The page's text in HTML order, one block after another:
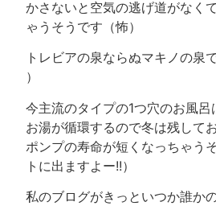
かさないと空気の逃げ道がなく
ゃうそうです（怖）
トレビアの泉ならぬマキノの泉
）
今主流のタイプの1つ穴のお風
お湯が循環するので冬は残して
ポンプの寿命が短くなっちゃう
トに出ますよー!!）
私のブログがきっといつか誰か